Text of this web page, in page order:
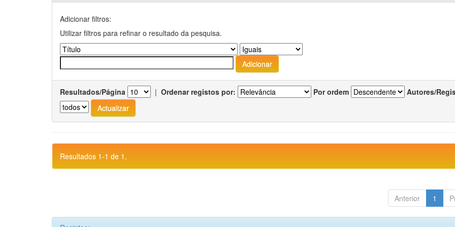
Adicionar filtros:
Utilizar filtros para refinar o resultado da pesquisa.
Resultados/Página | Ordenar registos por: Por ordem Autores/
Resultados 1-1 de 1.
Anterior 1